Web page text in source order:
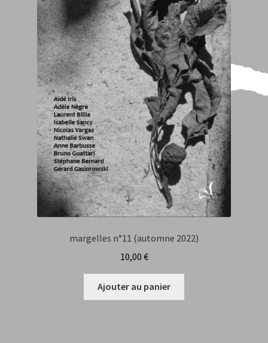
Boutique
Page d’accueil
margelles n°11 (automne 2022)
10,00 €
Ajouter au panier